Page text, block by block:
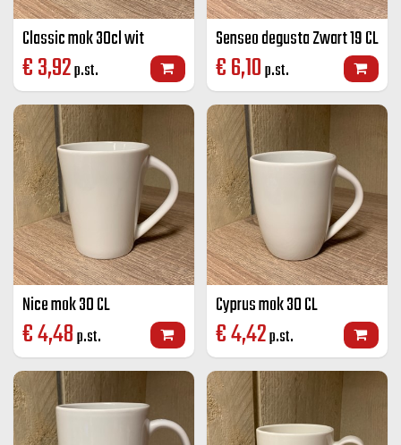
Classic mok 30cl wit
€3,92p.st.
Senseo degusta Zwart 19 CL
€6,10p.st.
Nice mok 30 CL
€4,48p.st.
Cyprus mok 30 CL
€4,42p.st.